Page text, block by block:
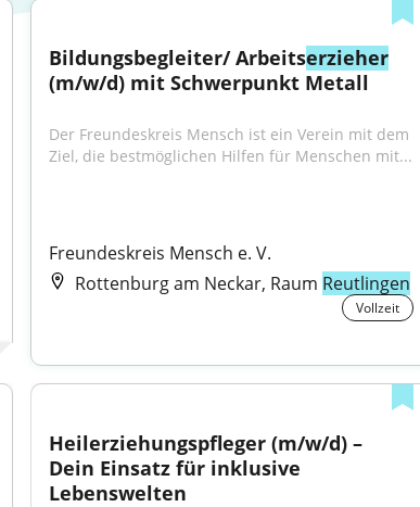
Bildungsbegleiter/ Arbeitserzieher
(m/w/d) mit Schwerpunkt Metall
Der Freundeskreis Mensch ist ein Verein mit dem
Ziel, die bestmöglichen Hilfen für Menschen mit...
Freundeskreis Mensch e. V.
Rottenburg am Neckar, Raum Reutlingen
Vollzeit
Heilerziehungspfleger (m/w/d) –
Dein Einsatz für inklusive
Lebenswelten